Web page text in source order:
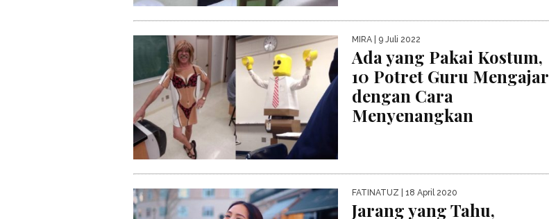
MIRA | 9 Juli 2022
Ada yang Pakai Kostum,
10 Potret Guru Mengajar
dengan Cara
Menyenangkan
FATINATUZ | 18 April 2020
Jarang yang Tahu,